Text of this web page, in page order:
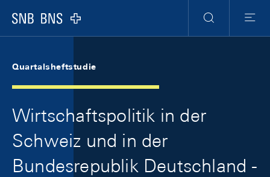
Logo
Suche
Menu
Quartalsheftstudie
Wirtschaftspolitik in der
Schweiz und in der
Bundesrepublik Deutschland -